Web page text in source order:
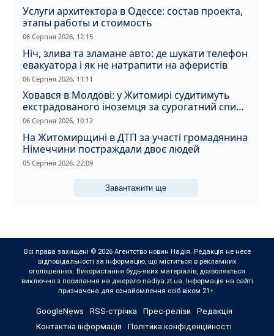
Услуги архитектора в Одессе: состав проекта,
этапы работы и стоимость
06 Серпня 2026, 12:15
Ніч, злива та зламане авто: де шукати телефон
евакуатора і як не натрапити на аферистів
06 Серпня 2026, 11:11
Ховався в Молдові: у Житомирі судитимуть
екстрадованого іноземця за сурогатний спирт
і відмивання грошей
06 Серпня 2026, 10:12
На Житомирщині в ДТП за участі громадянина
Німеччини постраждали двоє людей
05 Серпня 2026, 22:09
Завантажити ще
Всі права захищені © 2026 Агентство новин Надія. Редакція не несе
відповідальності за інформацію, що міститься в рекламних
оголошеннях. Використання будь-яких матеріалів, дозволяється
виключно з посилання на джерело nadiya.zt.ua. Інформація на сайті
призначена для ознайомлення осіб віком 21+.
GoogleNews RSS-стрічка Прес-релізи
Редакція
Контактна інформація
Політика конфіденційності